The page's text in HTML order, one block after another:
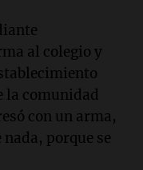
al colegio y
la comunidad
con un arma,
porque se